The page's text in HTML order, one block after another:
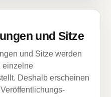
und Sitze
und Sitze werden
einzelne
Deshalb erscheinen